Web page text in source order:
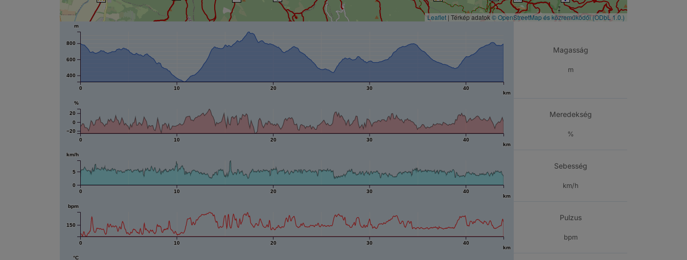
Leaflet | Térkép adatok© OpenStreetMap és közreműködői (ODbL 1.0.)
0 10 20 30 40
km
400
600
800
m
Magasság
m
0 10 20 30 40
km
−20
0
20
%
Meredekség
%
0 10 20 30 40
km
0
5
km/h
Sebesség
km/h
0 10 20 30 40
km
150
bpm
Pulzus
bpm
°C